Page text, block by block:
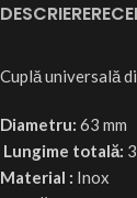
DESCRIERE
Cuplă universală
Diametru: 63 mm
Lungime totală:
Material : Inox